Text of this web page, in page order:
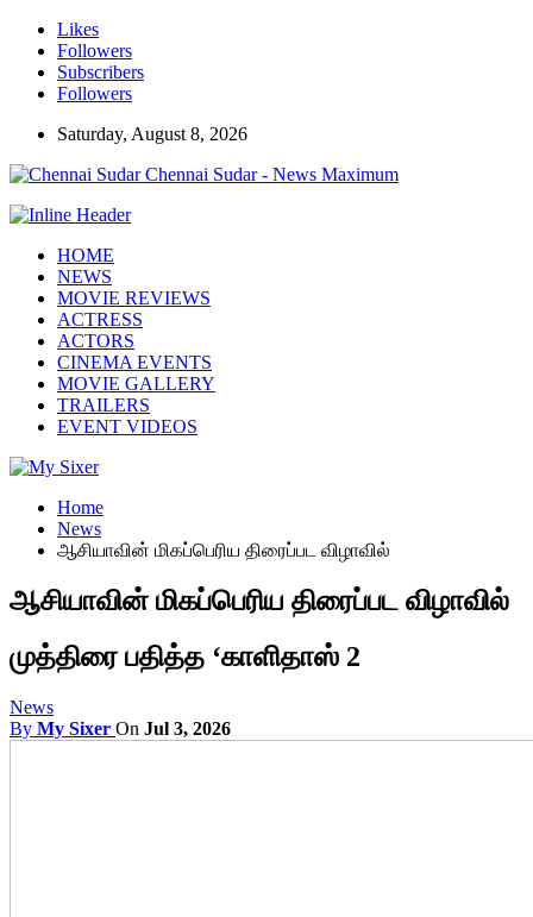
Likes
Followers
Subscribers
Followers
Saturday, August 8, 2026
Chennai Sudar - News Maximum
HOME
NEWS
MOVIE REVIEWS
ACTRESS
ACTORS
CINEMA EVENTS
MOVIE GALLERY
TRAILERS
EVENT VIDEOS
Home
News
ஆசியாவின் மிகப்பெரிய திரைப்பட விழாவில்
ஆசியாவின் மிகப்பெரிய திரைப்பட விழாவில்
முத்திரை பதித்த ‘காளிதாஸ் 2
News
By My Sixer On Jul 3, 2026